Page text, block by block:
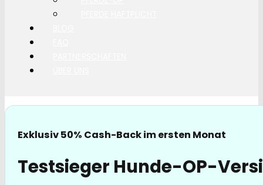
Exklusiv 50% Cash-Back im ersten Monat
Testsieger Hunde-OP-